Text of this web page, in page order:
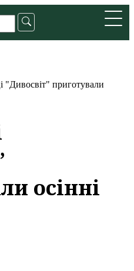
"Дивосвіт" приготували
осінні